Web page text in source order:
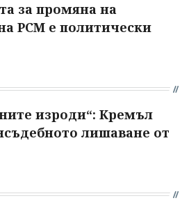
за промяна на
РСМ е политически
изроди“: Кремъл
лишаване от